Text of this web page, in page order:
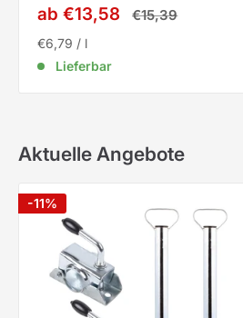
Sale
ab €13,58 Normalpreis
€15,39
€6,79 / l
Lieferbar
Aktuelle Angebote
-11%